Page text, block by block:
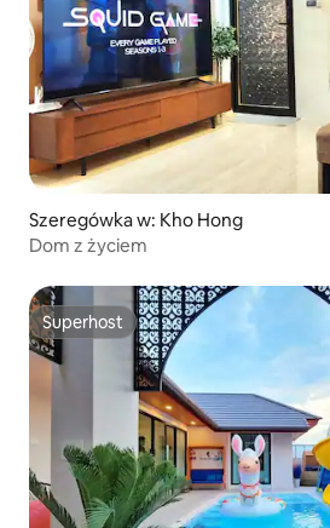
Szeregówka w: Kho Hong
Dom z życiem
Superhost
Superhost